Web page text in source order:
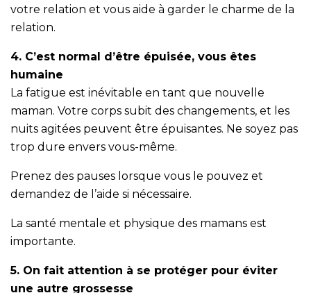
votre relation et vous aide à garder le charme de la
relation.
4. C’est normal d’être épuisée, vous êtes
humaine
La fatigue est inévitable en tant que nouvelle
maman. Votre corps subit des changements, et les
nuits agitées peuvent être épuisantes. Ne soyez pas
trop dure envers vous-même.
Prenez des pauses lorsque vous le pouvez et
demandez de l’aide si nécessaire.
La santé mentale et physique des mamans est
importante.
5. On fait attention à se protéger pour éviter
une autre grossesse